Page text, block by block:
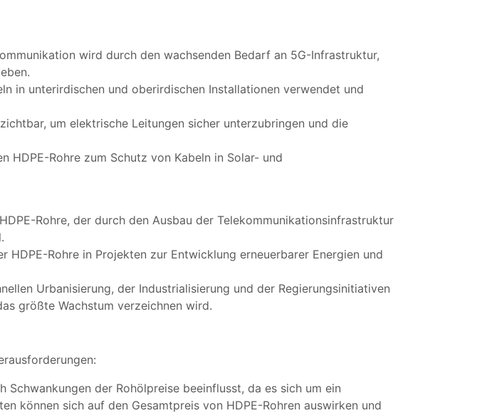
wird durch den wachsenden Bedarf an 5G-Infrastruktur,
in unterirdischen und oberirdischen Installationen verwendet und
um elektrische Leitungen sicher unterzubringen und die
HDPE-Rohre zum Schutz von Kabeln in Solar- und
Rohre, der durch den Ausbau der Telekommunikationsinfrastruktur
Rohre in Projekten zur Entwicklung erneuerbarer Energien und
Urbanisierung, der Industrialisierung und der Regierungsinitiativen
größte Wachstum verzeichnen wird.
Schwankungen der Rohölpreise beeinflusst, da es sich um ein
können sich auf den Gesamtpreis von HDPE-Rohren auswirken und